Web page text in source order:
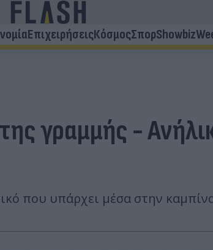
ΕπιχειρήσειςΚόσμοςΣπορShowbiz
γραμμής -
που υπάρχει μέσα στην